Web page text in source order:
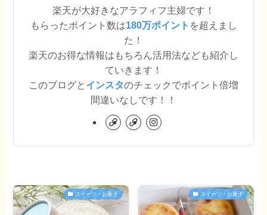
楽天が大好きなアラフィフ主婦です！
もらったポイント数は180万ポイント を超えまし
た！
楽天のお得な情報はもちろん活用法なども紹介し
ていきます！
このブログと インスタのチェックでポイント倍増
間違いなしです！！
スイーツ・お菓子 スイーツ・お菓子